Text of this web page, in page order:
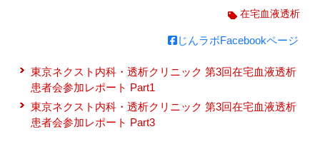
在宅血液透析
じんラボFacebookページ
東京ネクスト内科・透析クリニック 第3回在宅血液透析
患者会参加レポート Part1
東京ネクスト内科・透析クリニック 第3回在宅血液透析
患者会参加レポート Part3